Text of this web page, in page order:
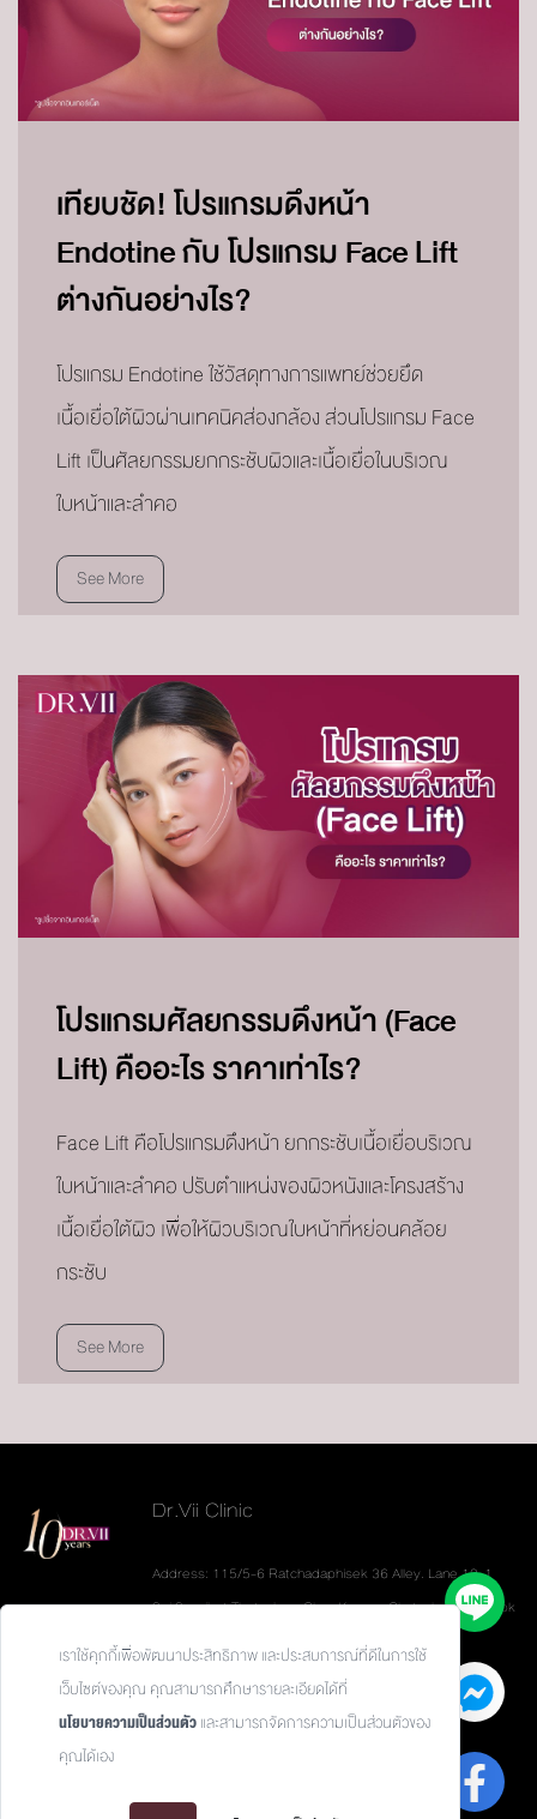
เทียบชัด! โปรแกรมดึงหน้า
Endotine กับ โปรแกรม Face Lift
ต่างกันอย่างไร?
โปรแกรม Endotine ใช้วัสดุทางการแพทย์ช่วยยึด
เนื้อเยื่อใต้ผิวผ่านเทคนิคส่องกล้อง ส่วนโปรแกรม Face
Lift เป็นศัลยกรรมยกกระชับผิวและเนื้อเยื่อในบริเวณ
ใบหน้าและลำคอ
See More
โปรแกรมศัลยกรรมดึงหน้า (Face
Lift) คืออะไร ราคาเท่าไร?
Face Lift คือโปรแกรมดึงหน้า ยกกระชับเนื้อเยื่อบริเวณ
ใบหน้าและลำคอ ปรับตำแหน่งของผิวหนังและโครงสร้าง
เนื้อเยื่อใต้ผิว เพื่อให้ผิวบริเวณใบหน้าที่หย่อนคล้อย
กระชับ
See More
Dr.Vii Clinic
Address: 115/5-6 Ratchadaphisek 36 Alley. Lane 19-1
Soi Sannibat Thetsaban. Chan Kasem. Chatuchak. Bangkok
Tel: 093-626-6624
เราใช้คุกกี้เพื่อพัฒนาประสิทธิภาพ และประสบการณ์ที่ดีในการใช้
เว็บไซต์ของคุณ คุณสามารถศึกษารายละเอียดได้ที่
นโยบายความเป็นส่วนตัวและสามารถจัดการความเป็นส่วนตัวของ
คุณได้เอง